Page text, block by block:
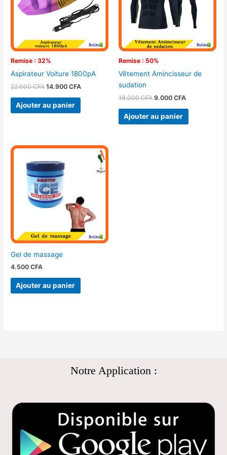
Remise : 32%
Aspirateur Voiture 1800pA
22.000CFA 14.900CFA
Ajouter au panier
Remise : 50%
Vêtement Amincisseur de
sudation
18.000CFA 9.000 CFA
Ajouter au panier
Gel de massage
4.500CFA
Ajouter au panier
Notre Application :